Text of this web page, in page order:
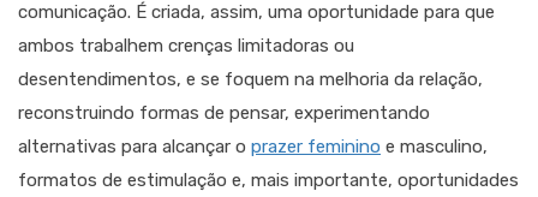
comunicação. É criada, assim, uma oportunidade para que
ambos trabalhem crenças limitadoras ou
desentendimentos, e se foquem na melhoria da relação,
reconstruindo formas de pensar, experimentando
alternativas para alcançar o prazer feminino e masculino,
formatos de estimulação e, mais importante, oportunidades